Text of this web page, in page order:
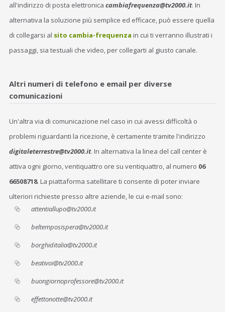
all'indirizzo di posta elettronica cambiafrequenza@tv2000.it. In
alternativa la soluzione più semplice ed efficace, può essere quella
di collegarsi al sito cambia-frequenza in cui ti verranno illustrati i
passaggi, sia testuali che video, per collegarti al giusto canale.
Altri numeri di telefono e email per diverse
comunicazioni
Un'altra via di comunicazione nel caso in cui avessi difficoltà o
problemi riguardanti la ricezione, è certamente tramite l'indirizzo
digitaleterrestre@tv2000.it. In alternativa la linea del call center è
attiva ogni giorno, ventiquattro ore su ventiquattro, al numero 06
66508718. La piattaforma satellitare ti consente di poter inviare
ulteriori richieste presso altre aziende, le cui e-mail sono:
attentiallupo@tv2000.it
beltemposispera@tv2000.it
borghiditalia@tv2000.it
beativoi@tv2000.it
buongiornoprofessore@tv2000.it
effettonotte@tv2000.it